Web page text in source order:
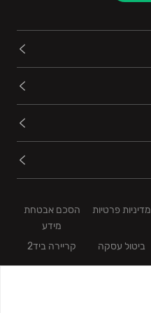
מדיניות פרטיות
הסכם אבטחת
מידע
ביטול עסקה
קריירה ביד2